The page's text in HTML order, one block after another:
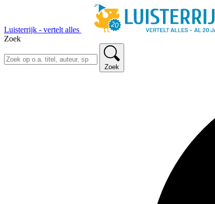
Luisterrijk - vertelt alles
Zoek
Zoek